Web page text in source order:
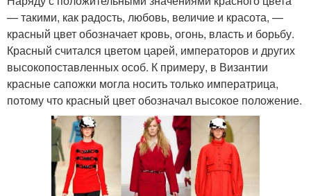
— такими, как радость, любовь, величие и красота, —
красный цвет обозначает кровь, огонь, власть и борьбу.
Красный считался цветом царей, императоров и других
высокопоставленных особ. К примеру, в Византии
красные сапожки могла носить только императрица,
потому что красный цвет обозначал высокое положение.